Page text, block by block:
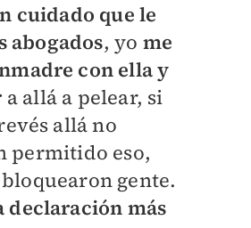
cuidado que le
abogados, yo me
con ella y
a allá a pelear, si
allá no
permitido eso,
gente.
declaración más